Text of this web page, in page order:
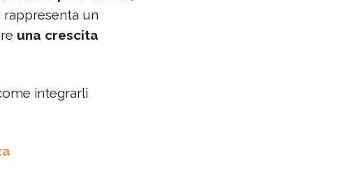
rappresenta un
una crescita
integrarli